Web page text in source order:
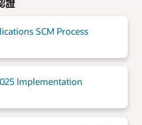
證
SCM Process
Implementation